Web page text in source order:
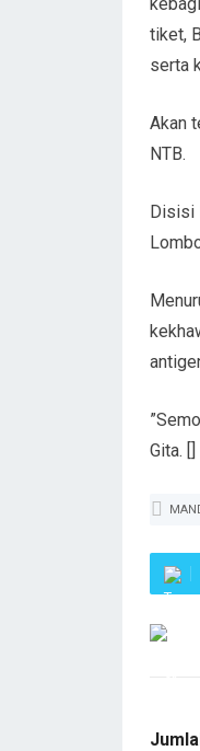
tiket,
serta
Akan
NTB.
Disisi
Gita. []